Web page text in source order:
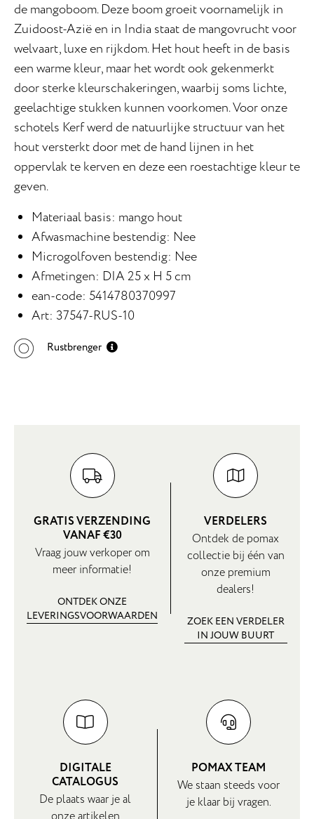
de mangoboom. Deze boom groeit voornamelijk in
Zuidoost-Azië en in India staat de mangovrucht voor
welvaart, luxe en rijkdom. Het hout heeft in de basis
een warme kleur, maar het wordt ook gekenmerkt
door sterke kleurschakeringen, waarbij soms lichte,
geelachtige stukken kunnen voorkomen. Voor onze
schotels Kerf werd de natuurlijke structuur van het
hout versterkt door met de hand lijnen in het
oppervlak te kerven en deze een roestachtige kleur te
geven.
Materiaal basis: mango hout
Afwasmachine bestendig: Nee
Microgolfoven bestendig: Nee
Afmetingen: DIA 25 x H 5 cm
ean-code: 5414780370997
Art: 37547-RUS-10
Rustbrenger
GRATIS VERZENDING
VANAF €30
Vraag jouw verkoper om
meer informatie!
ONTDEK ONZE
LEVERINGSVOORWAARDEN
VERDELERS
Ontdek de pomax
collectie bij één van
onze premium
dealers!
ZOEK EEN VERDELER
IN JOUW BUURT
DIGITALE
CATALOGUS
De plaats waar je al
POMAX TEAM
We staan steeds voor
je klaar bij vragen.